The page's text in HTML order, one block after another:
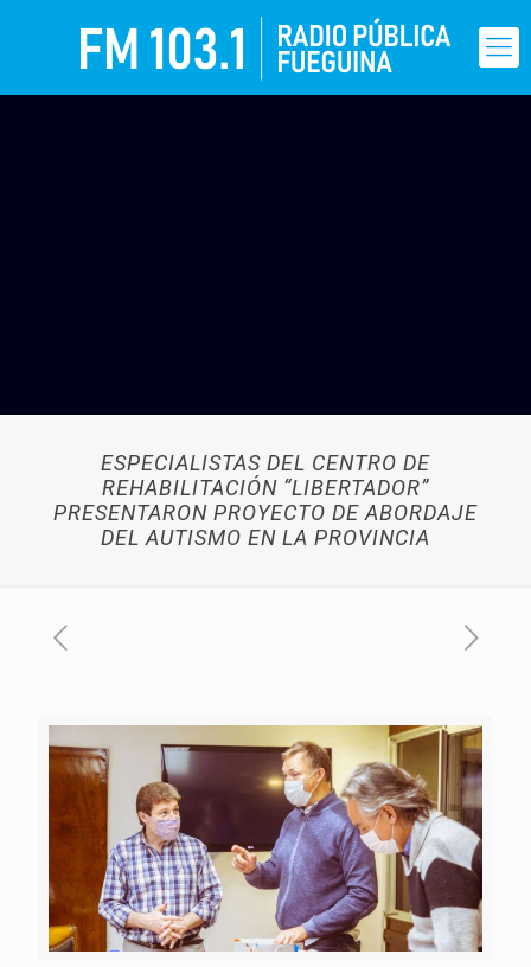
ESPECIALISTAS DEL CENTRO DE
REHABILITACIÓN “LIBERTADOR”
PRESENTARON PROYECTO DE ABORDAJE
DEL AUTISMO EN LA PROVINCIA